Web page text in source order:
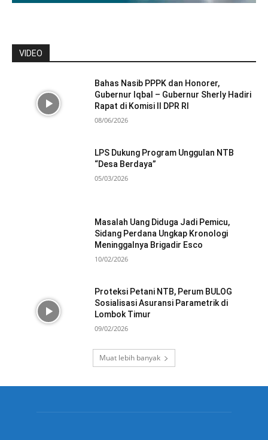
VIDEO
Bahas Nasib PPPK dan Honorer,
Gubernur Iqbal – Gubernur Sherly Hadiri
Rapat di Komisi II DPR RI
08/06/2026
LPS Dukung Program Unggulan NTB
“Desa Berdaya”
05/03/2026
Masalah Uang Diduga Jadi Pemicu,
Sidang Perdana Ungkap Kronologi
Meninggalnya Brigadir Esco
10/02/2026
Proteksi Petani NTB, Perum BULOG
Sosialisasi Asuransi Parametrik di
Lombok Timur
09/02/2026
Muat lebih banyak